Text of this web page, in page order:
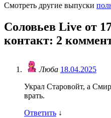
Смотреть другие выпуски
Соловьев Live от
контакт: 2
Люба 18.04.2025
Украл Старовойт, а
врать.
Ответить ↓